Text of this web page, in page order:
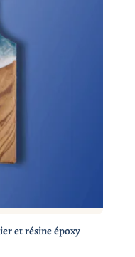
et résine époxy